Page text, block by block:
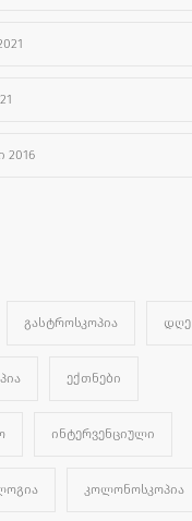
2016
ᲒᲐᲡᲢᲠᲝᲡᲙᲝᲞᲘᲐ ᲓᲦᲔ
ᲔᲥᲗᲜᲔᲑᲘ
ᲘᲜᲢᲔᲠᲕᲔᲜᲪᲘᲣᲚᲘ
ᲙᲝᲚᲝᲜᲝᲡᲙᲝᲞᲘᲐ